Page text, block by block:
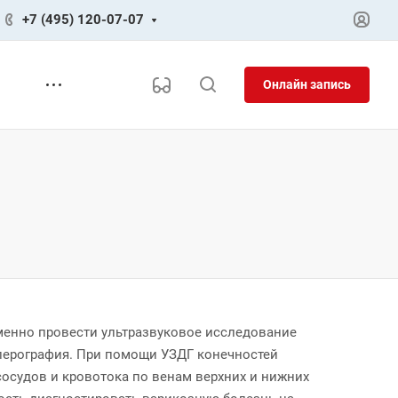
+7 (495) 120-07-07
Онлайн запись
провести ультразвуковое исследование
При помощи УЗДГ конечностей
и кровотока по венам верхних и нижних